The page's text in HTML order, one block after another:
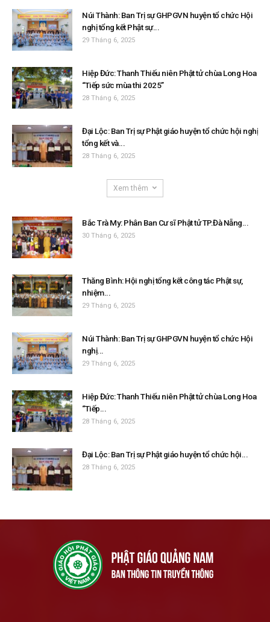
Núi Thành: Ban Trị sự GHPGVN huyện tổ chức Hội
nghị tổng kết Phật sự...
29 Tháng 6, 2025
Hiệp Đức: Thanh Thiếu niên Phật tử chùa Long Hoa
“Tiếp sức mùa thi 2025”
28 Tháng 6, 2025
Đại Lộc: Ban Trị sự Phật giáo huyện tổ chức hội nghị
tổng kết và...
28 Tháng 6, 2025
Xem thêm
Bắc Trà My: Phân Ban Cư sĩ Phật tử TP.Đà Nẵng...
30 Tháng 6, 2025
Thăng Bình: Hội nghị tổng kết công tác Phật sự,
nhiệm...
29 Tháng 6, 2025
Núi Thành: Ban Trị sự GHPGVN huyện tổ chức Hội
nghị...
29 Tháng 6, 2025
Hiệp Đức: Thanh Thiếu niên Phật tử chùa Long Hoa
“Tiếp...
28 Tháng 6, 2025
Đại Lộc: Ban Trị sự Phật giáo huyện tổ chức hội...
28 Tháng 6, 2025